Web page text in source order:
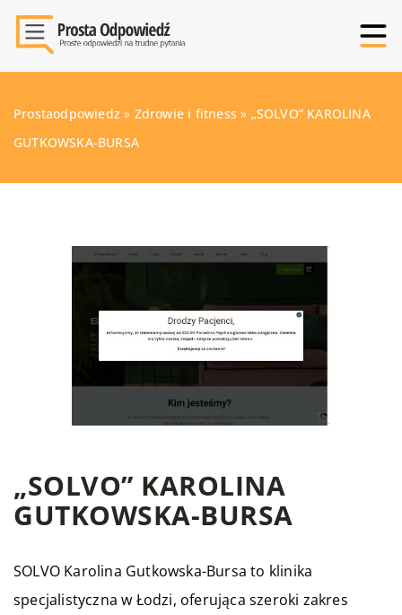
Prostaodpowiedz » Zdrowie i fitness » „SOLVO” KAROLINA
GUTKOWSKA-BURSA
„SOLVO” KAROLINA
GUTKOWSKA-BURSA
SOLVO Karolina Gutkowska-Bursa to klinika
specjalistyczna w Łodzi, oferująca szeroki zakres